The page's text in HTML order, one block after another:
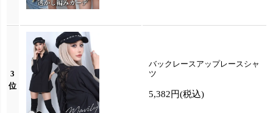
3
位
バックレースアップレースシャ
ツ
5,382円(税込)